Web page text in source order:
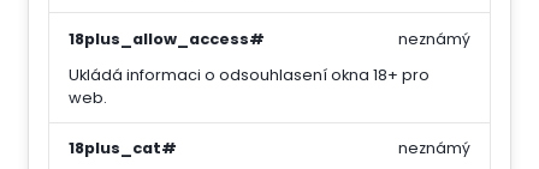
18plus_allow_access#
Ukládá informaci o odsouhlasení okna 18+ pro
web.
neznámý
18plus_cat#
neznámý